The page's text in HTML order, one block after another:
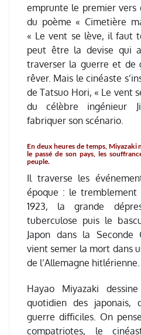
emprunte le premier vers
du poème « Cimetière
« Le vent se lève, il faut
peut être la devise qui
traverser la guerre et de
rêver. Mais le cinéaste
de Tatsuo Hori, « Le vent
du célèbre ingénieur
fabriquer son scénario.
En deux heures de temps, Miyazaki
le passé de son pays, les
peuple.
Il traverse les
époque : le
1923, la grande
tuberculose puis le
Japon dans la Seconde
vient semer la mort dans
de l’Allemagne hitlérienne.
Hayao Miyazaki
quotidien des japonais,
guerre difficiles. On
compatriotes, le